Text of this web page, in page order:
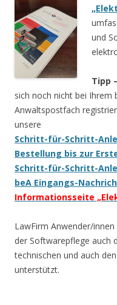
und
Tipp
sich noch nicht bei Ihrem
Anwaltspostfach
unsere
Schritt-für-Schritt-
Bestellung bis zur
Schritt-für-Schritt-
beA Eingangs-
Informationsseite
LawFirm Anwender/
der Softwarepflege auch
technischen und auch
unterstützt.